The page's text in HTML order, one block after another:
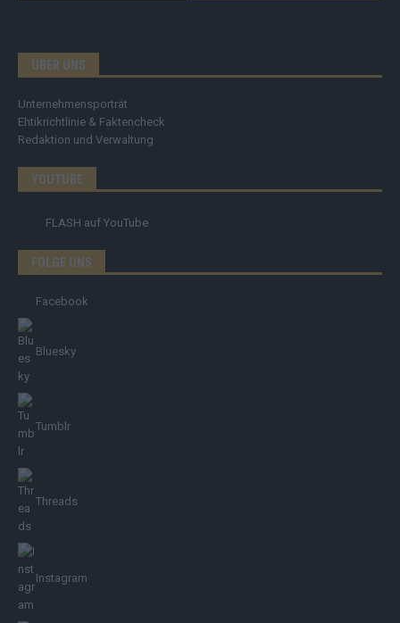
ÜBER UNS
Unternehmensporträt
Ehtikrichtlinie & Faktencheck
Redaktion und Verwaltung
YOUTUBE
FLASH auf YouTube
FOLGE UNS
Facebook
Bluesky
Tumblr
Threads
Instagram